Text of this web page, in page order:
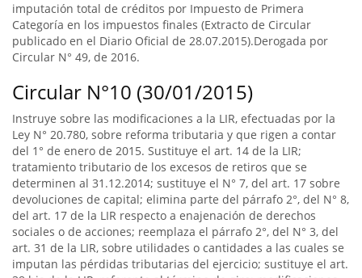
imputación total de créditos por Impuesto de Primera
Categoría en los impuestos finales (Extracto de Circular
publicado en el Diario Oficial de 28.07.2015).Derogada por
Circular N° 49, de 2016.
Circular N°10 (30/01/2015)
Instruye sobre las modificaciones a la LIR, efectuadas por la
Ley N° 20.780, sobre reforma tributaria y que rigen a contar
del 1° de enero de 2015. Sustituye el art. 14 de la LIR;
tratamiento tributario de los excesos de retiros que se
determinen al 31.12.2014; sustituye el N° 7, del art. 17 sobre
devoluciones de capital; elimina parte del párrafo 2°, del N° 8,
del art. 17 de la LIR respecto a enajenación de derechos
sociales o de acciones; reemplaza el párrafo 2°, del N° 3, del
art. 31 de la LIR, sobre utilidades o cantidades a las cuales se
imputan las pérdidas tributarias del ejercicio; sustituye el art.